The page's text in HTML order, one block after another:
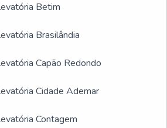
Betim
Brasilândia
Capão Redondo
Cidade Ademar
Contagem